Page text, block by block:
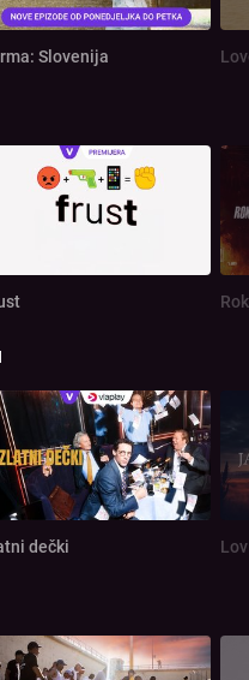
Slovenija
dečki